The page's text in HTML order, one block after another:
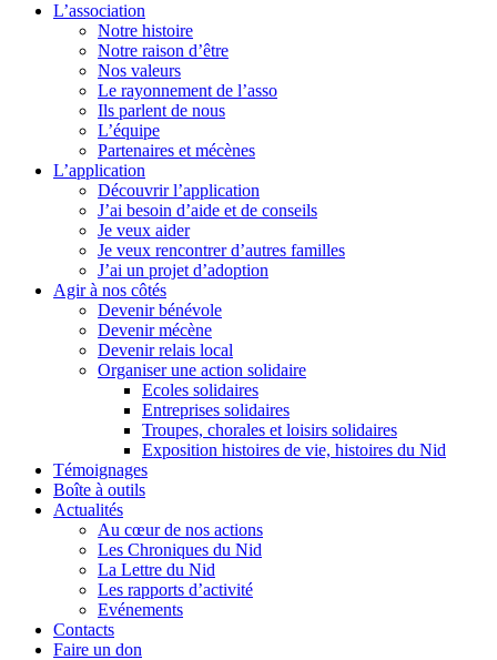
L’association
Notre histoire
Notre raison d’être
Nos valeurs
Le rayonnement de l’asso
Ils parlent de nous
L’équipe
Partenaires et mécènes
L’application
Découvrir l’application
J’ai besoin d’aide et de conseils
Je veux aider
Je veux rencontrer d’autres familles
J’ai un projet d’adoption
Agir à nos côtés
Devenir bénévole
Devenir mécène
Devenir relais local
Organiser une action solidaire
Ecoles solidaires
Entreprises solidaires
Troupes, chorales et loisirs solidaires
Exposition histoires de vie, histoires du Nid
Témoignages
Boîte à outils
Actualités
Au cœur de nos actions
Les Chroniques du Nid
La Lettre du Nid
Les rapports d’activité
Evénements
Contacts
Faire un don